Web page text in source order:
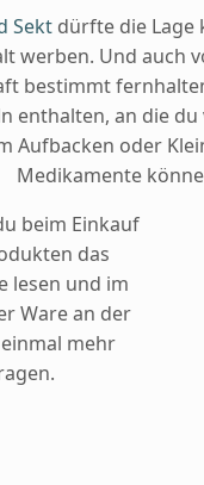
Sekt dürfte die Lage
werben. Und auch
bestimmt
enthalten, an die
Aufbacken oder
Medikamente
beim Einkauf
das
lesen und im
Ware an der
mehr